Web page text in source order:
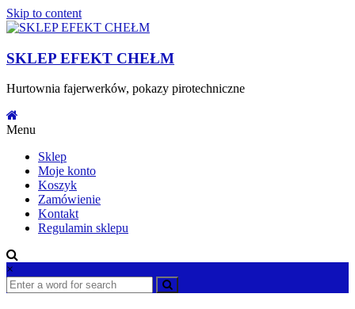
Skip to content
SKLEP EFEKT CHEŁM
Hurtownia fajerwerków, pokazy pirotechniczne
Menu
Sklep
Moje konto
Koszyk
Zamówienie
Kontakt
Regulamin sklepu
×